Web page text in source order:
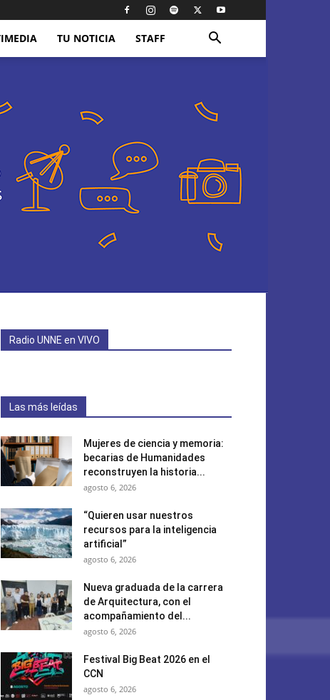
TU NOTICIA STAFF
Radio UNNE en VIVO
Las más leídas
Mujeres de ciencia y memoria:
becarias de Humanidades
reconstruyen la historia...
agosto 6, 2026
“Quieren usar nuestros
recursos para la inteligencia
artificial”
agosto 6, 2026
Nueva graduada de la carrera
de Arquitectura, con el
acompañamiento del...
agosto 6, 2026
Festival Big Beat 2026 en el
CCN
agosto 6, 2026